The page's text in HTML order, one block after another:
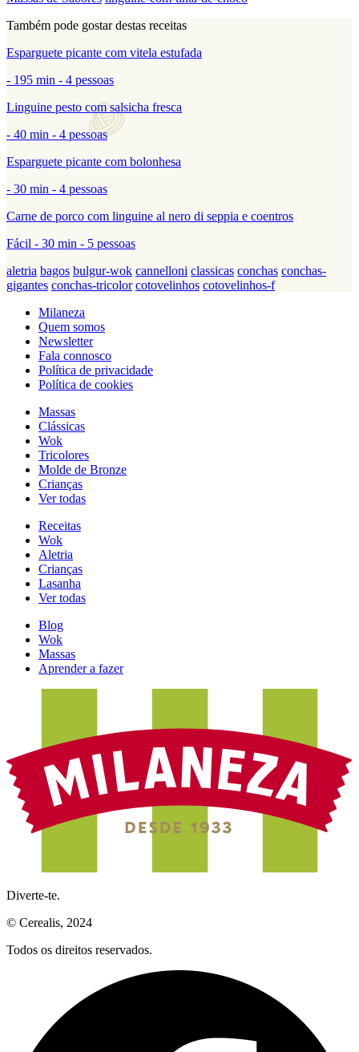
Também pode gostar destas receitas
Esparguete picante com vitela estufada
- 195 min - 4 pessoas
Linguine pesto com salsicha fresca
- 40 min - 4 pessoas
Esparguete picante com bolonhesa
- 30 min - 4 pessoas
Carne de porco com linguine al nero di seppia e coentros
Fácil - 30 min - 5 pessoas
aletria bagos bulgur-wok cannelloni classicas conchas conchas-
gigantes conchas-tricolor cotovelinhos cotovelinhos-f
Milaneza
Quem somos
Newsletter
Fala connosco
Política de privacidade
Política de cookies
Massas
Clássicas
Wok
Tricolores
Molde de Bronze
Crianças
Ver todas
Receitas
Wok
Aletria
Crianças
Lasanha
Ver todas
Blog
Wok
Massas
Aprender a fazer
Diverte-te.
© Cerealis, 2024
Todos os direitos reservados.